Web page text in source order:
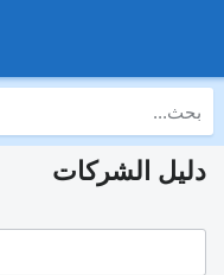
دليل الشركات